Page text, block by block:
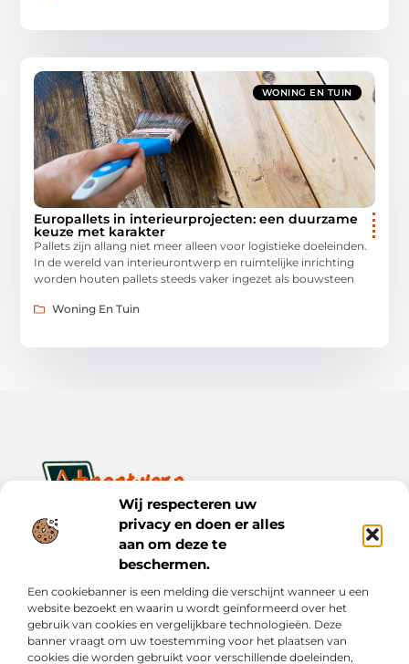
Wij respecteren uw
privacy en doen er alles
aan om deze te
beschermen.
Een cookiebanner is een melding die verschijnt wanneer u een
website bezoekt en waarin u wordt geïnformeerd over het
gebruik van cookies en vergelijkbare technologieën. Deze
banner vraagt om uw toestemming voor het plaatsen van
cookies die worden gebruikt voor verschillende doeleinden,
WONING EN TUIN
Europallets in interieurprojecten: een duurzame
keuze met karakter
Pallets zijn allang niet meer alleen voor logistieke doeleinden.
In de wereld van interieurontwerp en ruimtelijke inrichting
worden houten pallets steeds vaker ingezet als bouwsteen
Woning En Tuin
Ontwerp je dagelijks leven met inspiratie en verhalen.
Ontdek praktische tips, creatieve ideeën en waardevolle
inzichten op Bnontwerp.nl.
Bericht categorie